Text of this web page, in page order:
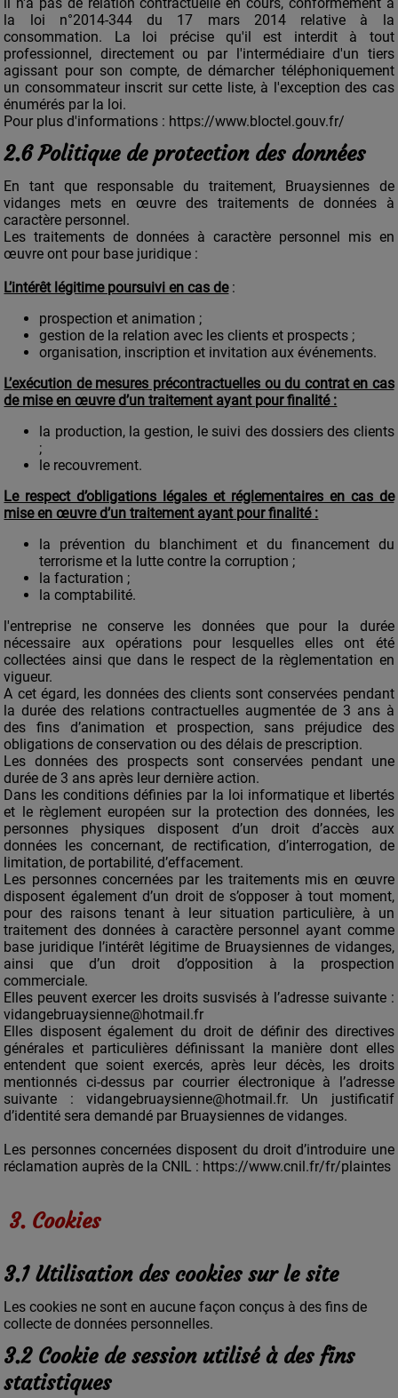
la loi n°2014-344 du 17 mars 2014 relative à la
consommation. La loi précise qu'il est interdit à tout
professionnel, directement ou par l'intermédiaire d'un tiers
agissant pour son compte, de démarcher téléphoniquement
un consommateur inscrit sur cette liste, à l'exception des cas
énumérés par la loi.
Pour plus d'informations : https://www.bloctel.gouv.fr/
2.6 Politique de protection des données
En tant que responsable du traitement, Bruaysiennes de
vidanges mets en œuvre des traitements de données à
caractère personnel.
Les traitements de données à caractère personnel mis en
œuvre ont pour base juridique :
L’intérêt légitime poursuivi en cas de:
prospection et animation ;
gestion de la relation avec les clients et prospects ;
organisation, inscription et invitation aux événements.
L’exécution de mesures précontractuelles ou du contrat en cas
de mise en œuvre d’un traitement ayant pour finalité :
la production, la gestion, le suivi des dossiers des clients
;
le recouvrement.
Le respect d’obligations légales et réglementaires en cas de
mise en œuvre d’un traitement ayant pour finalité :
la prévention du blanchiment et du financement du
terrorisme et la lutte contre la corruption ;
la facturation ;
la comptabilité.
l'entreprise ne conserve les données que pour la durée
nécessaire aux opérations pour lesquelles elles ont été
collectées ainsi que dans le respect de la règlementation en
vigueur.
A cet égard, les données des clients sont conservées pendant
la durée des relations contractuelles augmentée de 3 ans à
des fins d’animation et prospection, sans préjudice des
obligations de conservation ou des délais de prescription.
Les données des prospects sont conservées pendant une
durée de 3 ans après leur dernière action.
Dans les conditions définies par la loi informatique et libertés
et le règlement européen sur la protection des données, les
personnes physiques disposent d’un droit d’accès aux
données les concernant, de rectification, d’interrogation, de
limitation, de portabilité, d’effacement.
Les personnes concernées par les traitements mis en œuvre
disposent également d’un droit de s’opposer à tout moment,
pour des raisons tenant à leur situation particulière, à un
traitement des données à caractère personnel ayant comme
base juridique l’intérêt légitime de Bruaysiennes de vidanges,
ainsi que d’un droit d’opposition à la prospection
commerciale.
Elles peuvent exercer les droits susvisés à l’adresse suivante :
vidangebruaysienne@hotmail.fr
Elles disposent également du droit de définir des directives
générales et particulières définissant la manière dont elles
entendent que soient exercés, après leur décès, les droits
mentionnés ci-dessus par courrier électronique à l’adresse
suivante : vidangebruaysienne@hotmail.fr. Un justificatif
d’identité sera demandé par Bruaysiennes de vidanges.
Les personnes concernées disposent du droit d’introduire une
réclamation auprès de la CNIL : https://www.cnil.fr/fr/plaintes
3. Cookies
3.1 Utilisation des cookies sur le site
Les cookies ne sont en aucune façon conçus à des fins de
collecte de données personnelles.
3.2 Cookie de session utilisé à des fins
statistiques